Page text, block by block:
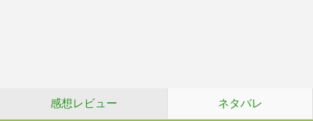
感想レビュー ネタバレ